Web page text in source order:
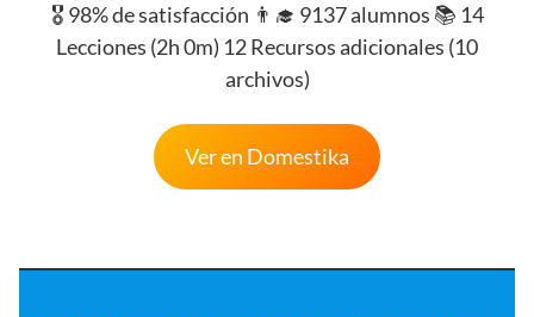
🎖️ 98% de satisfacción 👨‍🎓 9137 alumnos 📚 14
Lecciones (2h 0m) 12 Recursos adicionales (10
archivos)
Ver en Domestika